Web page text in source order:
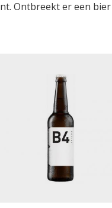
Ontbreekt er een